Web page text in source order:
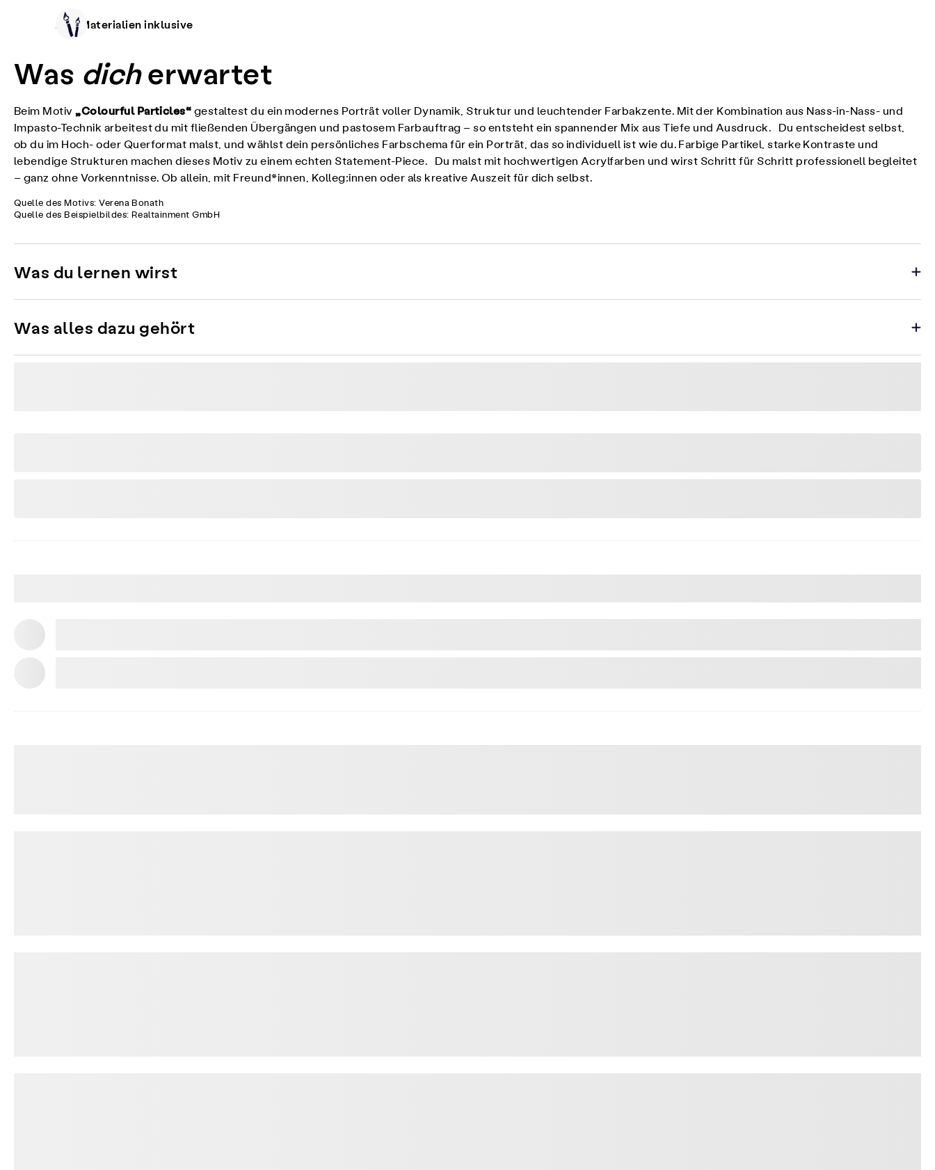
Alle Materialien inklusive
Was dicherwartet
Beim Motiv„Colourful Particles“ gestaltest du ein modernes Porträt voller Dynamik, Struktur und leuchtender Farbakzente. Mit der Kombination aus Nass-in-Nass- und
Impasto-Technik arbeitest du mit fließenden Übergängen und pastosem Farbauftrag – so entsteht ein spannender Mix aus Tiefe und Ausdruck. Du entscheidest selbst,
ob du im Hoch- oder Querformat malst, und wählst dein persönliches Farbschema für ein Porträt, das so individuell ist wie du. Farbige Partikel, starke Kontraste und
lebendige Strukturen machen dieses Motiv zu einem echten Statement-Piece. Du malst mit hochwertigen Acrylfarben und wirst Schritt für Schritt professionell begleitet
– ganz ohne Vorkenntnisse. Ob allein, mit Freund*innen, Kolleg:innen oder als kreative Auszeit für dich selbst.
Quelle des Motivs: Verena Bonath
Quelle des Beispielbildes: Realtainment GmbH
Was du lernen wirst
Was alles dazu gehört